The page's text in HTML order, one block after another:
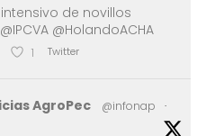
de novillos
@HolandoACHA
1 Twitter
AgroPec @infonap
·